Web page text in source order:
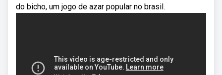
do bicho, um jogo de azar popular no brasil.